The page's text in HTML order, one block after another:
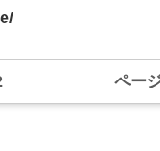
ペー